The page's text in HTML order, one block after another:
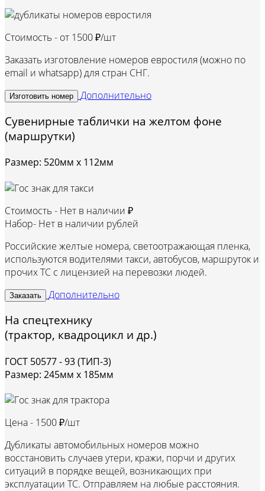
Стоимость - от 1500 ₽/шт
Заказать изготовление номеров евростиля (можно по
email и whatsapp) для стран СНГ.
Изготовить номер Дополнительно
Сувенирные таблички на желтом фоне
(маршрутки)
Размер: 520мм х 112мм
Стоимость - Нет в наличии ₽
Набор- Нет в наличии рублей
Российские желтые номера, светоотражающая пленка,
используются водителями такси, автобусов, маршруток и
прочих ТС с лицензией на перевозки людей.
Заказать Дополнительно
На спецтехнику
(трактор, квадроцикл и др.)
ГОСТ 50577 - 93 (ТИП-3)
Размер: 245мм х 185мм
Цена - 1500 ₽/шт
Дубликаты автомобильных номеров можно
восстановить случаев утери, кражи, порчи и других
ситуаций в порядке вещей, возникающих при
эксплуатации ТС. Отправляем на любые расстояния.